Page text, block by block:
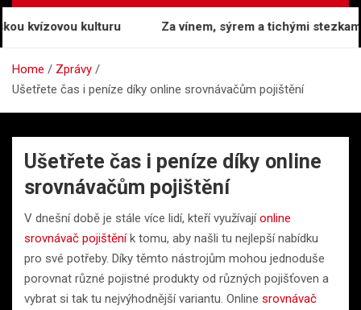
kvízovou kulturu Za vínem, sýrem a tichými stezkami:
Home
Zprávy
Ušetřete čas i peníze díky online srovnávačům pojištění
Ušetřete čas i peníze díky online
srovnávačům pojištění
V dnešní době je stále více lidí, kteří využívajíonline
srovnávač pojištěník tomu, aby našli tu nejlepší nabídku
pro své potřeby. Díky těmto nástrojům mohou jednoduše
porovnat různé pojistné produkty od různých pojišťoven a
vybrat si tak tu nejvýhodnější variantu. Online srovnávač